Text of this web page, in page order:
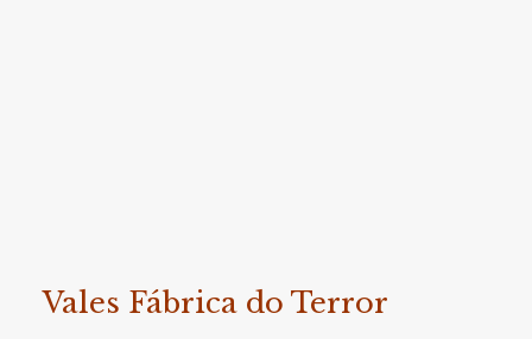
Vales Fábrica do Terror